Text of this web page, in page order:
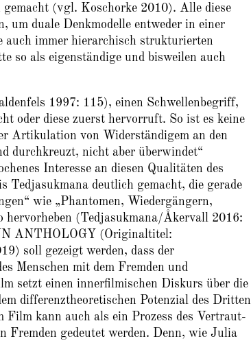
(vgl. Koschorke 2010). Alle diese
um duale Denkmodelle entweder in einer
auch immer hierarchisch strukturierten
so als eigenständige und bisweilen auch
1997: 115), einen Schwellenbegriff,
oder diese zuerst hervorruft. So ist es keine
Artikulation von Widerständigem an den
durchkreuzt, nicht aber überwindet“
Interesse an diesen Qualitäten des
deutlich gemacht, die gerade
wie „Phantomen, Wiedergängern,
hervorheben (Tedjasukmana/Åkervall 2016:
ANTHOLOGY (Originaltitel:
soll gezeigt werden, dass der
Menschen mit dem Fremden und
setzt einen innerfilmischen Diskurs über die
differenztheoretischen Potenzial des Dritten
Film kann auch als ein Prozess des Vertraut-
Fremden gedeutet werden. Denn, wie Julia